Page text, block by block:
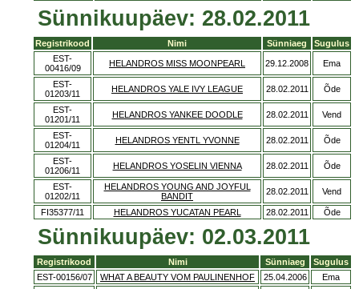
Sünnikuupäev: 28.02.2011
Registrikood Nimi Sünniaeg
Sugulus
EST-
00416/09
HELANDROS MISS MOONPEARL 29.12.2008 Ema
EST-
01203/11
HELANDROS YALE IVY LEAGUE 28.02.2011 Õde
EST-
01201/11
HELANDROS YANKEE DOODLE 28.02.2011 Vend
EST-
01204/11
HELANDROS YENTL YVONNE 28.02.2011 Õde
EST-
01206/11
HELANDROS YOSELIN VIENNA 28.02.2011 Õde
EST-
01202/11
HELANDROS YOUNG AND JOYFUL
BANDIT
28.02.2011 Vend
FI35377/11 HELANDROS YUCATAN PEARL 28.02.2011 Õde
Sünnikuupäev: 02.03.2011
Registrikood Nimi Sünniaeg
Sugulus
EST-00156/07
WHAT A BEAUTY VOM PAULINENHOF 25.04.2006
Ema